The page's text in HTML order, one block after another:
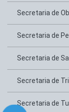
Secretaria de
Secretaria de
Secretaria de
Secretaria de
Secretaria de